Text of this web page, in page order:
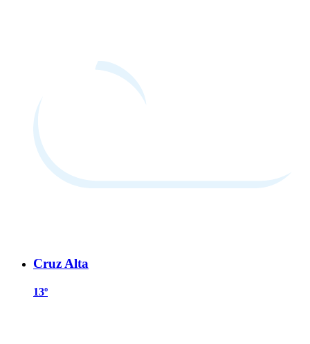
Cruz Alta
13º